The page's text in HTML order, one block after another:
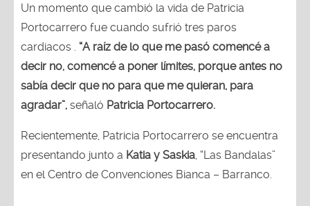
Un momento que cambió la vida de Patricia
Portocarrero fue cuando sufrió tres paros
cardiacos . “A raíz de lo que me pasó comencé a
decir no, comencé a poner límites, porque antes no
sabía decir que no para que me quieran, para
agradar”, señaló Patricia Portocarrero.
Recientemente, Patricia Portocarrero se encuentra
presentando junto a Katia y Saskia, “Las Bandalas”
en el Centro de Convenciones Bianca – Barranco.